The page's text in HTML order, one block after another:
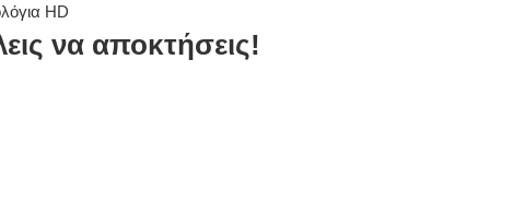
HD
να αποκτήσεις!